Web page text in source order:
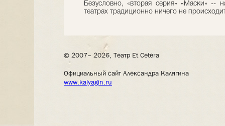
Безусловно, «вторая серия» «Маски» --
театрах традиционно ничего не
© 2007– 2026, Театр Et Cetera
Официальный сайт Александра Калягина
www.kalyagin.ru